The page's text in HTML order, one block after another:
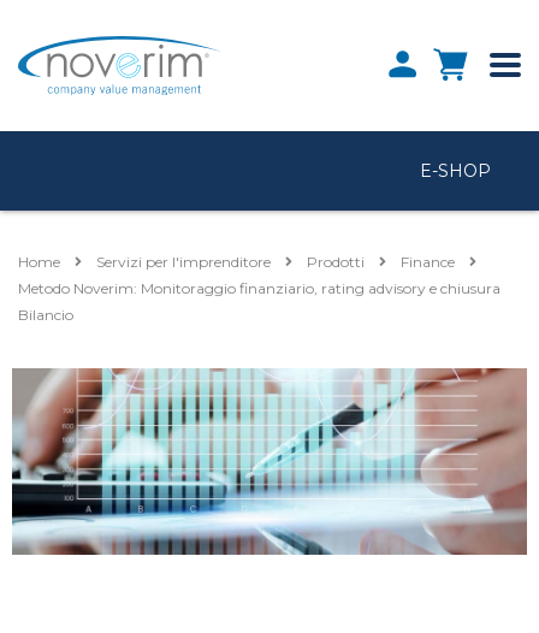
E-SHOP
Home Servizi per l'imprenditore Prodotti
Finance
Metodo Noverim: Monitoraggio finanziario, rating advisory e chiusura
Bilancio